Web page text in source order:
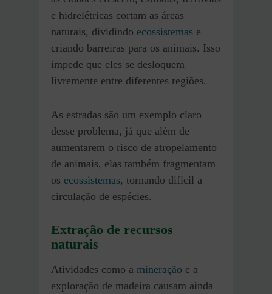
e hidrelétricas cortam as áreas
naturais, dividindo ecossistemas e
criando barreiras para os animais. Isso
impede que eles se desloquem
livremente entre diferentes regiões.
As estradas são um exemplo claro
desse problema, já que além de
aumentarem o risco de atropelamento
de animais, elas também fragmentam
os ecossistemas, tornando difícil a
circulação de espécies.
Extração de recursos
naturais
Atividades como a mineração e a
exploração de madeira causam ainda